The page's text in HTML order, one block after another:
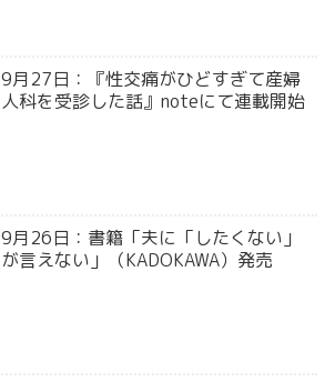
9月27日：『性交痛がひどすぎて産婦
人科を受診した話』noteにて連載開始
9月26日：書籍「夫に「したくない」
が言えない」（KADOKAWA）発売